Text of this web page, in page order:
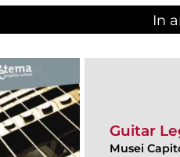
In
Guitar
Musei